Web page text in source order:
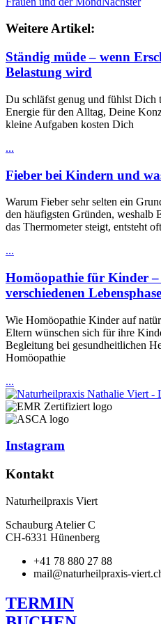
Weitere Artikel:
Ständig müde – wenn
Belastung wird
Du schläfst genug und fühlst Dich
Energie für den Alltag, Deine
kleine Aufgaben kosten Dich
...
Fieber bei Kindern und
Warum Fieber sehr selten ein
den häufigsten Gründen, weshalb
das Thermometer steigt, entsteht oft
...
Homöopathie für Kinder
verschiedenen
Wie Homöopathie Kinder auf
Eltern wünschen sich für ihre
Begleitung bei gesundheitlichen
Homöopathie
...
Instagram
Kontakt
Naturheilpraxis Viert
Schauburg Atelier C
CH-6331 Hünenberg
+41 78 880 27 88
mail@naturheilpraxis-
TERMIN